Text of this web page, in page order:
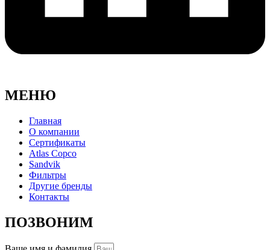
МЕНЮ
Главная
О компании
Сертификаты
Atlas Copco
Sandvik
Фильтры
Другие бренды
Контакты
ПОЗВОНИМ